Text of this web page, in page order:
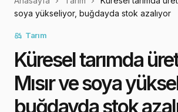
soya yükseliyor, buğdayda stok azalıyor
Tarım
Küresel tarımda
Mısır ve soya
buğdayda stok